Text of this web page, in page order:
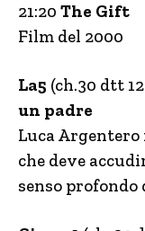
21:20 The Gift
Film del 2000
La5 (ch.30 dtt
un padre
Luca
che deve
senso